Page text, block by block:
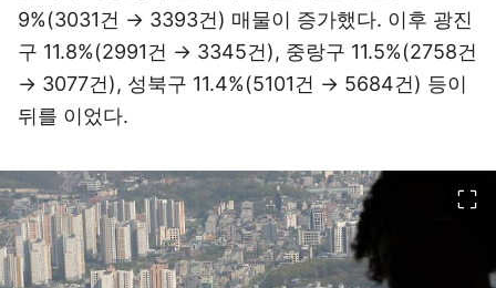
9%(3031건 → 3393건) 매물이 증가했다. 이후 광진
구 11.8%(2991건 → 3345건), 중랑구 11.5%(2758건
→ 3077건), 성북구 11.4%(5101건 → 5684건) 등이
뒤를 이었다.